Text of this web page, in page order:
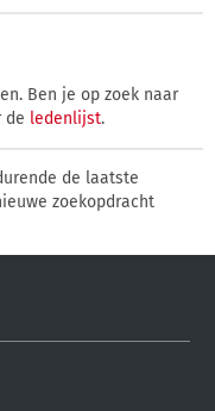
Ben je op zoek naar
de ledenlijst.
de laatste
zoekopdracht